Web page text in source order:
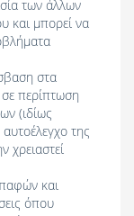
των άλλων
και μπορεί να
στα
περίπτωση
(ιδίως
της
χρειαστεί
και
όπου